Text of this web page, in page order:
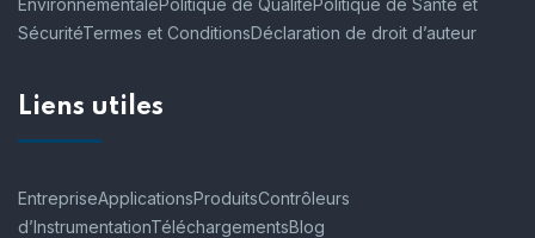
EnvironnementalePolitique de QualitéPolitique de Santé et
SécuritéTermes et ConditionsDéclaration de droit d’auteur
Liens utiles
EntrepriseApplicationsProduitsContrôleurs
d’InstrumentationTéléchargementsBlog